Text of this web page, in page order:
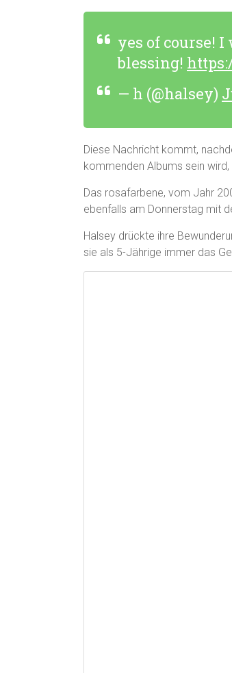
yes of course!
blessing!
— h (@halsey)
Diese Nachricht kommt,
kommenden Albums sein
Das rosafarbene, vom Jahr
ebenfalls am Donnerstag mit
Halsey drückte ihre
sie als 5-Jährige immer das